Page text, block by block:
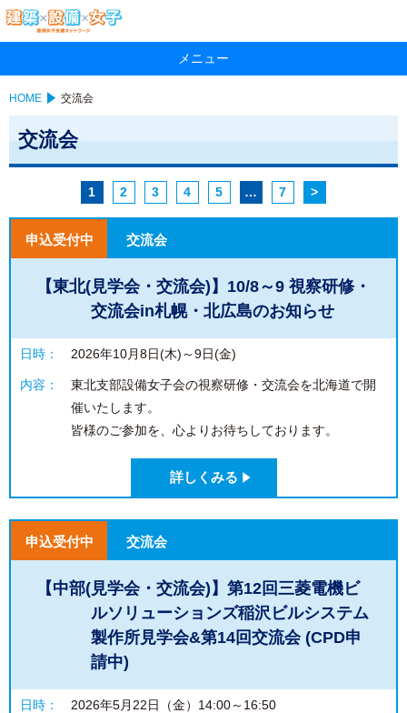
メニュー
HOME 交流会
交流会
1 2 3 4 5 … 7 >
申込受付中 交流会
【東北(見学会・交流会)】10/8～9 視察研修・
交流会in札幌・北広島のお知らせ
日時： 2026年10月8日(木)～9日(金)
内容：
東北支部設備女子会の視察研修・交流会を北海道で開
催いたします。
皆様のご参加を、心よりお待ちしております。
詳しくみる
申込受付中 交流会
【中部(見学会・交流会)】第12回三菱電機ビ
ルソリューションズ稲沢ビルシステム
製作所見学会&第14回交流会 (CPD申
請中)
日時：
2026年5月22日（金）14:00～16:50